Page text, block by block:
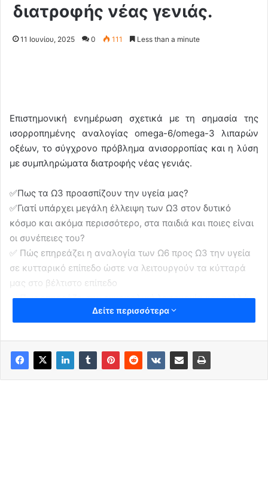
διατροφής νέας γενιάς.
11 Ιουνίου, 2025 0 111 Less than a minute
Eπιστημονική ενημέρωση σχετικά με τη σημασία της
ισορροπημένης αναλογίας omega-6/omega-3 λιπαρών
οξέων, το σύγχρονο πρόβλημα ανισορροπίας και η λύση
με συμπληρώματα διατροφής νέας γενιάς.
✅Πως τα Ω3 προασπίζουν την υγεία μας?
✅Γιατί υπάρχει μεγάλη έλλειψη των Ω3 στον δυτικό
κόσμο και ακόμα περισσότερο, στα παιδιά και ποιες είναι
οι συνέπειες του?
✅ Πώς επηρεάζει η αναλογία των Ω6 προς Ω3 την υγεία
σε κυτταρικό επίπεδο ώστε να λειτουργούν τα κύτταρά
μας στο βέλτιστο επίπεδο
✅ Πως επηρεάζει την εγκεφαλική λειτουργία και πολλά
Δείτε περισσότερα